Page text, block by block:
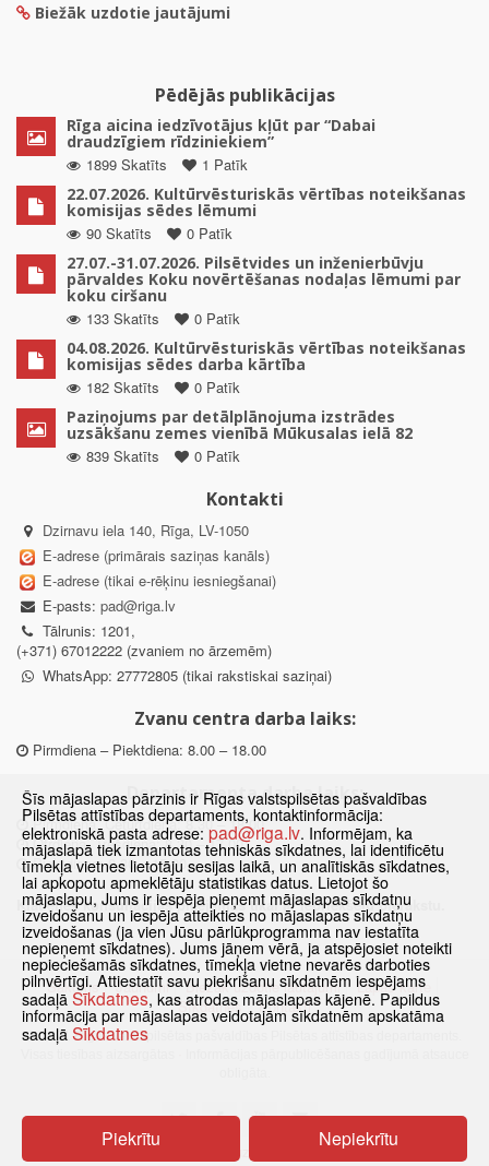
Biežāk uzdotie jautājumi
Pēdējās publikācijas
Rīga aicina iedzīvotājus kļūt par “Dabai
draudzīgiem rīdziniekiem”
1899 Skatīts
1 Patīk
22.07.2026. Kultūrvēsturiskās vērtības noteikšanas
komisijas sēdes lēmumi
90 Skatīts
0 Patīk
27.07.-31.07.2026. Pilsētvides un inženierbūvju
pārvaldes Koku novērtēšanas nodaļas lēmumi par
koku ciršanu
133 Skatīts
0 Patīk
04.08.2026. Kultūrvēsturiskās vērtības noteikšanas
komisijas sēdes darba kārtība
182 Skatīts
0 Patīk
Paziņojums par detālplānojuma izstrādes
uzsākšanu zemes vienībā Mūkusalas ielā 82
839 Skatīts
0 Patīk
Kontakti
Dzirnavu iela 140, Rīga, LV-1050
E-adrese (primārais saziņas kanāls)
E-adrese (tikai e-rēķinu iesniegšanai)
E-pasts: pad@riga.lv
Tālrunis: 1201,
(+371) 67012222 (zvaniem no ārzemēm)
WhatsApp: 27772805 (tikai rakstiskai saziņai)
Zvanu centra darba laiks:
Pirmdiena – Piektdiena: 8.00 – 18.00
Departamenta darba laiks:
Pirmdiena, Ceturtdiena: 8.30 – 18.00
Otrdiena, Trešdiena: 8.30 – 17.00
Piektdiena: 8.30 – 15.00
Klātienes konsultācijas pieejamas tikai ar iepriekšēju pierakstu.
Sākums Jaunumi Biežāk uzdotie jautājumi
Lapas karte
Sīkdatnes
Kontakti
© 2021 Rīgas valstspilsētas pašvaldības Pilsētas attīstības departaments.
Pārslēgties uz www versiju
Šīs mājaslapas pārzinis ir Rīgas valstspilsētas pašvaldības
Pilsētas attīstības departaments, kontaktinformācija:
elektroniskā pasta adrese: pad@riga.lv. Informējam, ka
mājaslapā tiek izmantotas tehniskās sīkdatnes, lai identificētu
tīmekļa vietnes lietotāju sesijas laikā, un analītiskās sīkdatnes,
lai apkopotu apmeklētāju statistikas datus. Lietojot šo
mājaslapu, Jums ir iespēja pieņemt mājaslapas sīkdatņu
izveidošanu un iespēja atteikties no mājaslapas sīkdatņu
izveidošanas (ja vien Jūsu pārlūkprogramma nav iestatīta
nepieņemt sīkdatnes). Jums jāņem vērā, ja atspējosiet noteikti
nepieciešamās sīkdatnes, tīmekļa vietne nevarēs darboties
pilnvērtīgi. Attiestatīt savu piekrišanu sīkdatnēm iespējams
sadaļā Sīkdatnes, kas atrodas mājaslapas kājenē. Papildus
informācija par mājaslapas veidotajām sīkdatnēm apskatāma
sadaļā Sīkdatnes
Piekrītu Nepiekrītu